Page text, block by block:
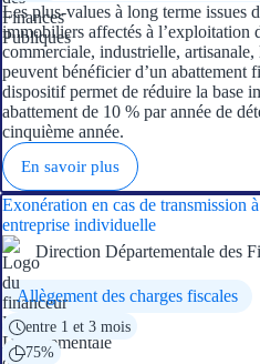
Les plus-values à long terme issues
immobiliers affectés à l’exploitation
commerciale, industrielle,
peuvent bénéficier d’un abattement
dispositif permet de réduire la base
abattement de 10 % par année de
cinquième année.
En savoir plus
Exonération en cas de transmission
entreprise individuelle
Direction Départementale des
Allègement des charges fiscales
entre 1 et 3 mois
75%